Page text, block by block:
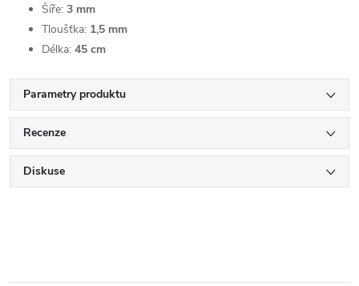
Šíře: 3 mm
Tloušťka: 1,5 mm
Délka: 45 cm
Parametry produktu
Recenze
Diskuse